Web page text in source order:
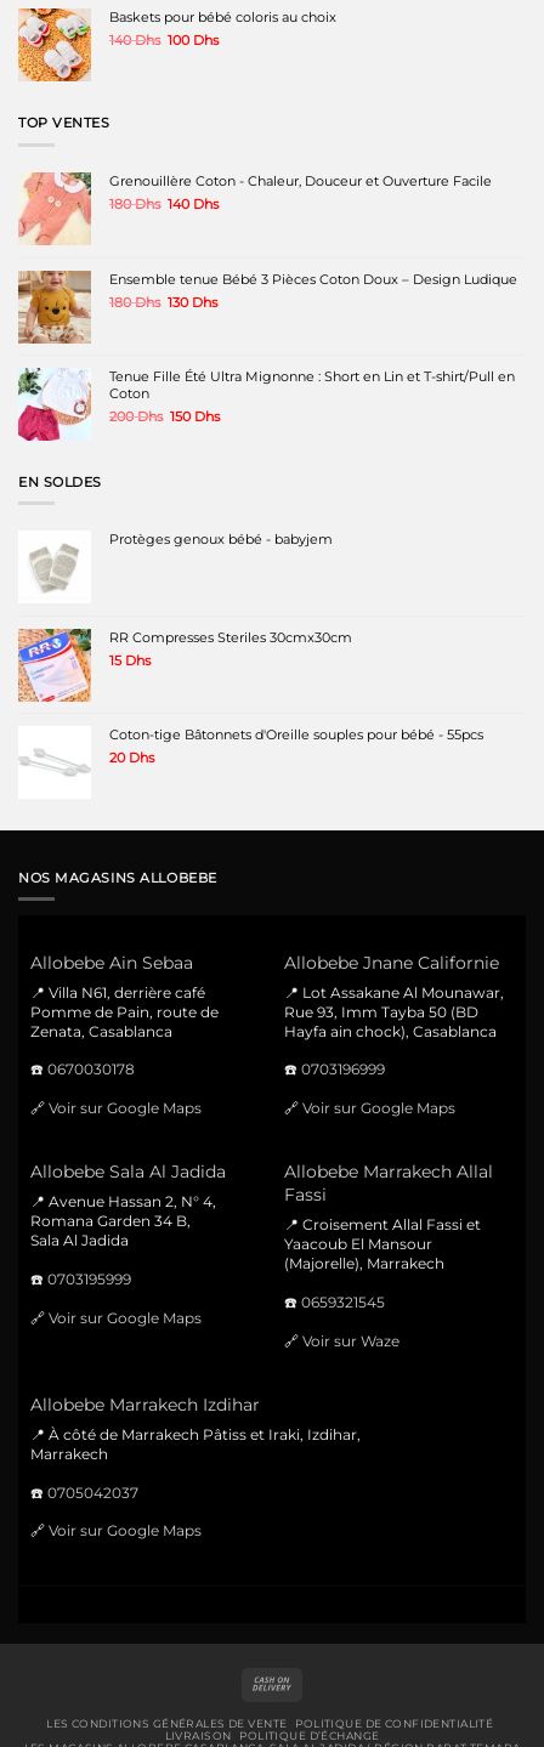
était :
180 Dhs.
est :
120 Dhs.
Baskets pour bébé coloris au choix
140Dhs Le
100 DhsLe
TOP VENTES
Grenouillère Coton - Chaleur, Douceur et Ouverture Facile
180Dhs Le
140 DhsLe
140 Dhs.
Ensemble tenue Bébé 3 Pièces Coton Doux – Design Ludique
180Dhs Le
180 Dhs.
130 DhsLe
130 Dhs.
Tenue Fille Été Ultra Mignonne : Short en Lin et T-shirt/Pull en
Coton
200Dhs Le
150 DhsLe
EN SOLDES
Protèges genoux bébé - babyjem
RR Compresses Steriles 30cmx30cm
15 Dhs
Coton-tige Bâtonnets d'Oreille souples pour bébé - 55pcs
20 Dhs
NOS MAGASINS ALLOBEBE
Allobebe Ain Sebaa
📍 Villa N61, derrière café
Pomme de Pain, route de
Zenata, Casablanca
☎️ 0670030178
🔗 Voir sur Google Maps
Allobebe Jnane Californie
📍 Lot Assakane Al Mounawar,
Rue 93, Imm Tayba 50 (BD
Hayfa ain chock), Casablanca
☎️ 0703196999
🔗 Voir sur Google Maps
Allobebe Sala Al Jadida
📍 Avenue Hassan 2, N° 4,
Romana Garden 34 B,
Sala Al Jadida
☎️ 0703195999
🔗 Voir sur Google Maps
Allobebe Marrakech Allal
Fassi
📍 Croisement Allal Fassi et
Yaacoub El Mansour
(Majorelle), Marrakech
☎️ 0659321545
🔗 Voir sur Waze
Allobebe Marrakech Izdihar
📍 À côté de Marrakech Pâtiss et Iraki, Izdihar,
Marrakech
☎️ 0705042037
🔗 Voir sur Google Maps
Delivery
LES CONDITIONS GÉNÉRALES DE VENTE
POLITIQUE DE CONFIDENTIALITÉ
LIVRAISON
POLITIQUE D’ÉCHANGE